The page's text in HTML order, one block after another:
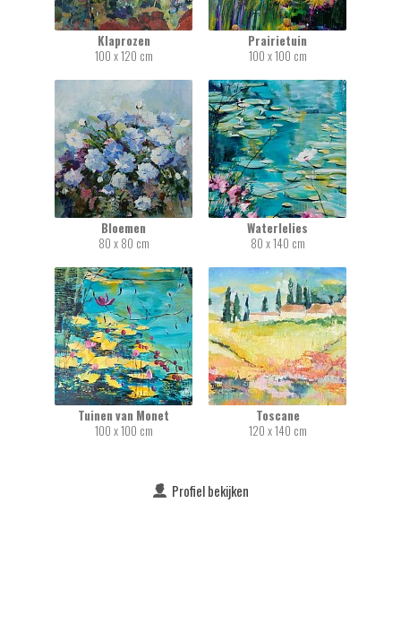
Klaprozen
100 x 120 cm
Prairietuin
100 x 100 cm
Bloemen
80 x 80 cm
Waterlelies
80 x 140 cm
Tuinen van Monet
100 x 100 cm
Toscane
120 x 140 cm
Profiel bekijken